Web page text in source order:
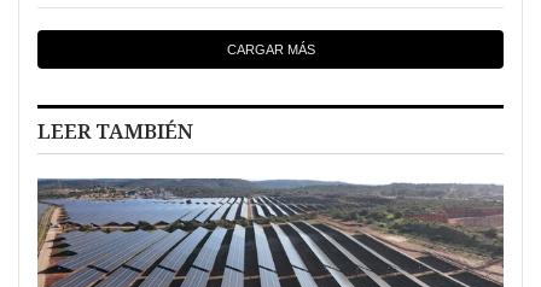
CARGAR MÁS
LEER TAMBIÉN